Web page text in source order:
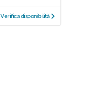
Verifica disponibilità